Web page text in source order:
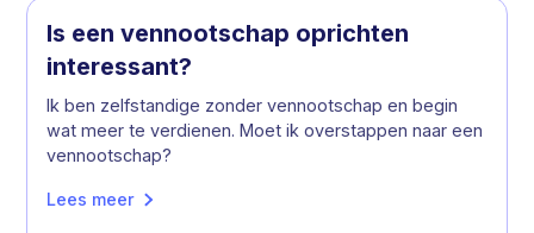
Is een vennootschap oprichten
interessant?
Ik ben zelfstandige zonder vennootschap en begin
wat meer te verdienen. Moet ik overstappen naar een
vennootschap?
Lees meer